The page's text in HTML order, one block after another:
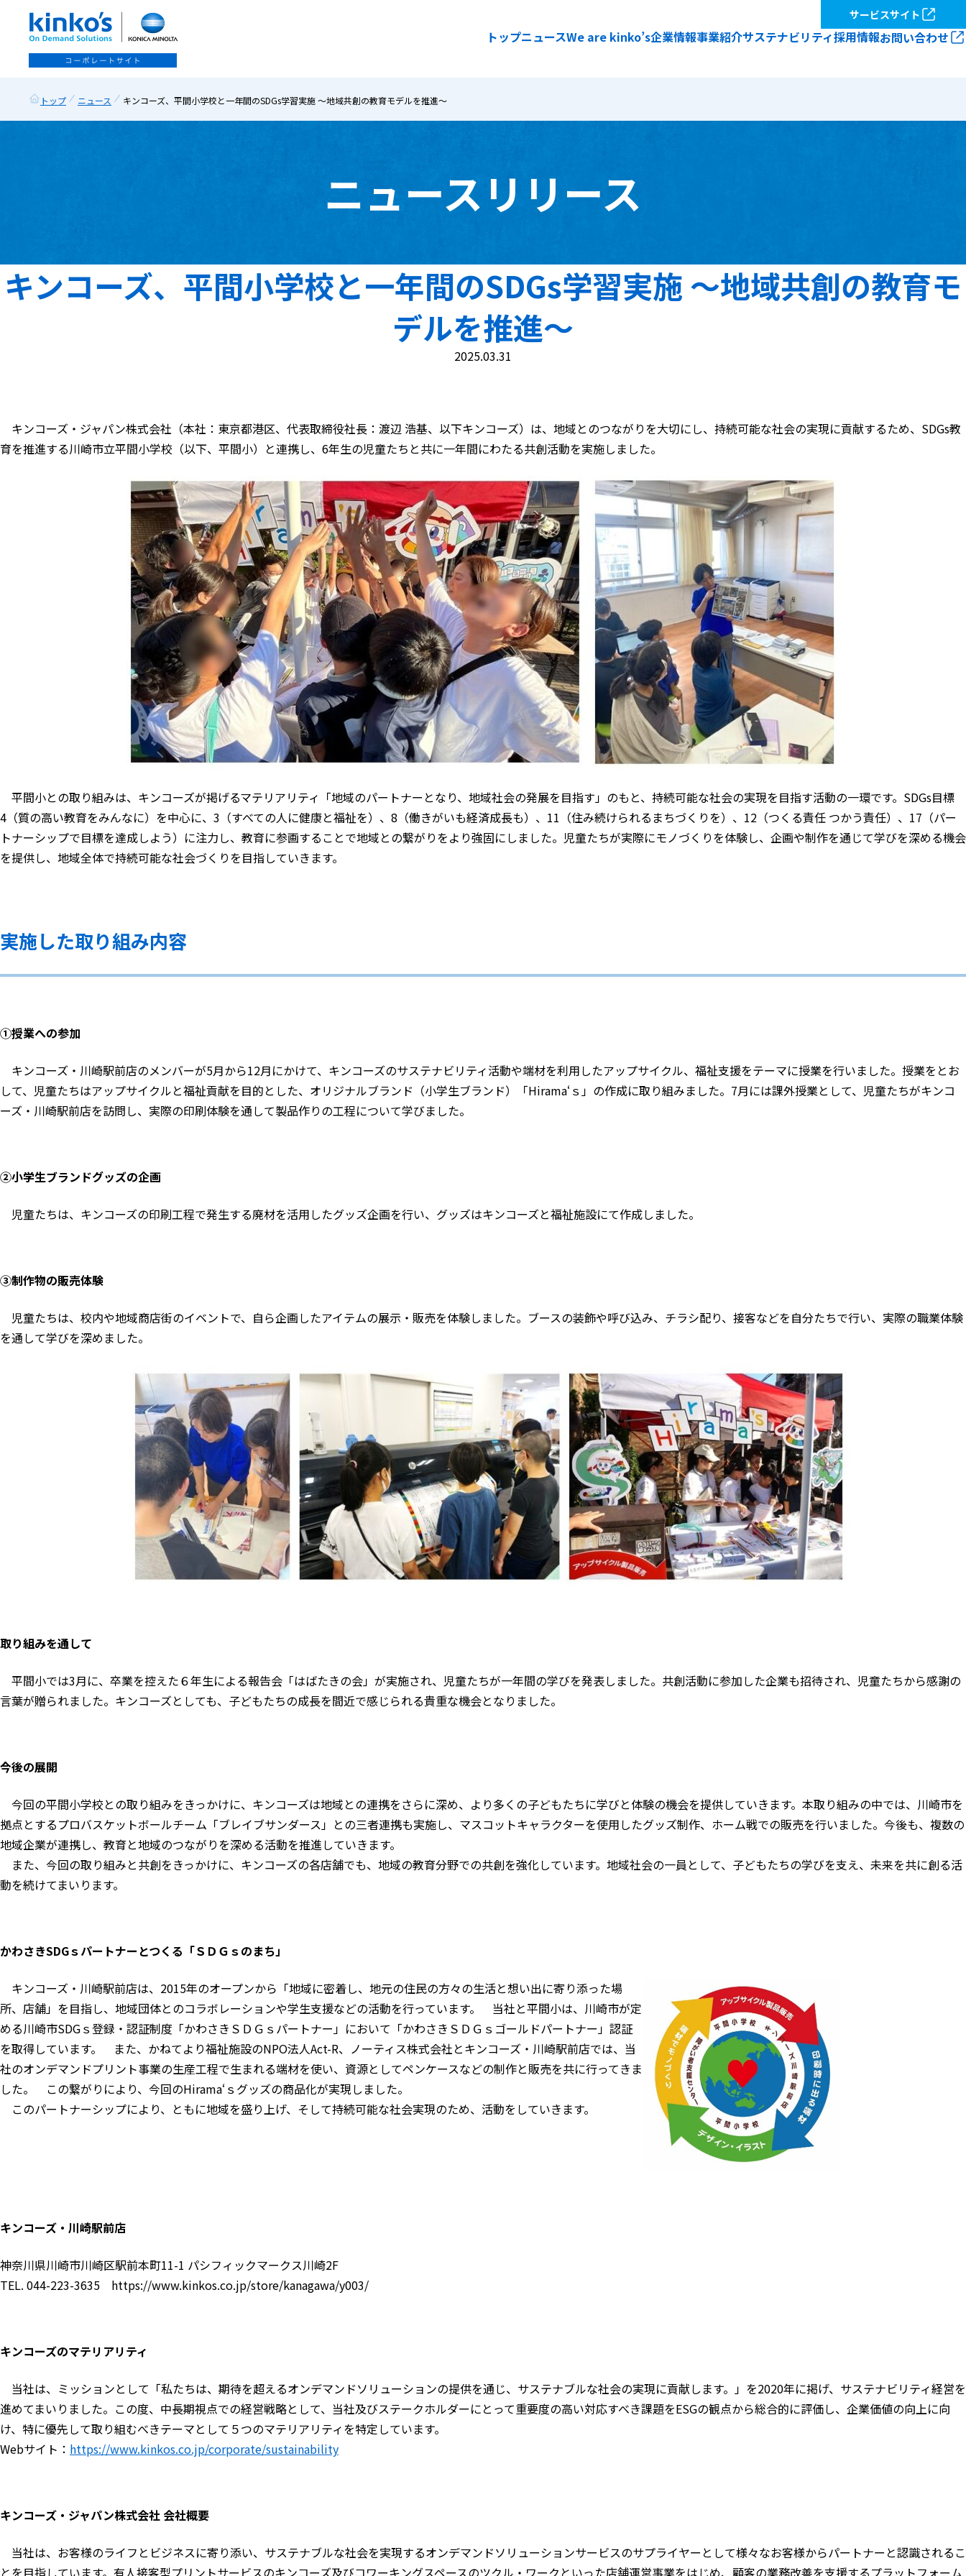
サービスサイト
トップニュースWe are kinko’s企業情報
経営理念
拠点一覧
事業紹介サステナビリティ採用情報
応募規約
お問い合わせ
トップ ニュース キンコーズ、平間小学校と一年間のSDGs学習実施 ～地域共創の教育モデルを推進～
ニュースリリース
キンコーズ、平間小学校と一年間のSDGs学習実施 ～地域共創の教育モ
デルを推進～
2025.03.31
キンコーズ・ジャパン株式会社（本社：東京都港区、代表取締役社長：渡辺 浩基、以下キンコーズ）は、地域とのつながりを大切にし、持続可能な社会の実現に貢献するため、SDGs教
育を推進する川崎市立平間小学校（以下、平間小）と連携し、6年生の児童たちと共に一年間にわたる共創活動を実施しました。
平間小との取り組みは、キンコーズが掲げるマテリアリティ「地域のパートナーとなり、地域社会の発展を目指す」のもと、持続可能な社会の実現を目指す活動の一環です。SDGs目標
4（質の高い教育をみんなに）を中心に、3（すべての人に健康と福祉を）、8（働きがいも経済成長も）、11（住み続けられるまちづくりを）、12（つくる責任 つかう責任）、17（パー
トナーシップで目標を達成しよう）に注力し、教育に参画することで地域との繋がりをより強固にしました。児童たちが実際にモノづくりを体験し、企画や制作を通じて学びを深める機会
を提供し、地域全体で持続可能な社会づくりを目指していきます。
実施した取り組み内容
①授業への参加
キンコーズ・川崎駅前店のメンバーが5月から12月にかけて、キンコーズのサステナビリティ活動や端材を利用したアップサイクル、福祉支援をテーマに授業を行いました。授業をとお
して、児童たちはアップサイクルと福祉貢献を目的とした、オリジナルブランド（小学生ブランド）「Hirama‘ｓ」の作成に取り組みました。7月には課外授業として、児童たちがキンコ
ーズ・川崎駅前店を訪問し、実際の印刷体験を通して製品作りの工程について学びました。
②小学生ブランドグッズの企画
児童たちは、キンコーズの印刷工程で発生する廃材を活用したグッズ企画を行い、グッズはキンコーズと福祉施設にて作成しました。
③制作物の販売体験
児童たちは、校内や地域商店街のイベントで、自ら企画したアイテムの展示・販売を体験しました。ブースの装飾や呼び込み、チラシ配り、接客などを自分たちで行い、実際の職業体験
を通して学びを深めました。
取り組みを通して
平間小では3月に、卒業を控えた６年生による報告会「はばたきの会」が実施され、児童たちが一年間の学びを発表しました。共創活動に参加した企業も招待され、児童たちから感謝の
言葉が贈られました。キンコーズとしても、子どもたちの成長を間近で感じられる貴重な機会となりました。
今後の展開
今回の平間小学校との取り組みをきっかけに、キンコーズは地域との連携をさらに深め、より多くの子どもたちに学びと体験の機会を提供していきます。本取り組みの中では、川崎市を
拠点とするプロバスケットボールチーム「ブレイブサンダース」との三者連携も実施し、マスコットキャラクターを使用したグッズ制作、ホーム戦での販売を行いました。今後も、複数の
地域企業が連携し、教育と地域のつながりを深める活動を推進していきます。
また、今回の取り組みと共創をきっかけに、キンコーズの各店舗でも、地域の教育分野での共創を強化しています。地域社会の一員として、子どもたちの学びを支え、未来を共に創る活
動を続けてまいります。
かわさきSDGｓパートナーとつくる「ＳＤＧｓのまち」
キンコーズ・川崎駅前店は、2015年のオープンから「地域に密着し、地元の住民の方々の生活と想い出に寄り添った場
所、店舗」を目指し、地域団体とのコラボレーションや学生支援などの活動を行っています。 当社と平間小は、川崎市が定
める川崎市SDGｓ登録・認証制度「かわさきＳＤＧｓパートナー」において「かわさきＳＤＧｓゴールドパートナー」認証
を取得しています。 また、かねてより福祉施設のNPO法人Act-R、ノーティス株式会社とキンコーズ・川崎駅前店では、当
社のオンデマンドプリント事業の生産工程で生まれる端材を使い、資源としてペンケースなどの制作と販売を共に行ってきま
した。 この繋がりにより、今回のHirama‘ｓグッズの商品化が実現しました。
このパートナーシップにより、ともに地域を盛り上げ、そして持続可能な社会実現のため、活動をしていきます。
キンコーズ・川崎駅前店
神奈川県川崎市川崎区駅前本町11-1 パシフィックマークス川崎2F
TEL. 044-223-3635 https://www.kinkos.co.jp/store/kanagawa/y003/
キンコーズのマテリアリティ
当社は、ミッションとして「私たちは、期待を超えるオンデマンドソリューションの提供を通じ、サステナブルな社会の実現に貢献します。」を2020年に掲げ、サステナビリティ経営を
進めてまいりました。この度、中長期視点での経営戦略として、当社及びステークホルダーにとって重要度の高い対応すべき課題をESGの観点から総合的に評価し、企業価値の向上に向
け、特に優先して取り組むべきテーマとして５つのマテリアリティを特定しています。
Webサイト： https://www.kinkos.co.jp/corporate/sustainability
キンコーズ・ジャパン株式会社 会社概要
当社は、お客様のライフとビジネスに寄り添い、サステナブルな社会を実現するオンデマンドソリューションサービスのサプライヤーとして様々なお客様からパートナーと認識されるこ
とを目指しています。有人接客型プリントサービスのキンコーズ及びコワーキングスペースのツクル・ワークといった店舗運営事業をはじめ、顧客の業務改善を支援するプラットフォーム